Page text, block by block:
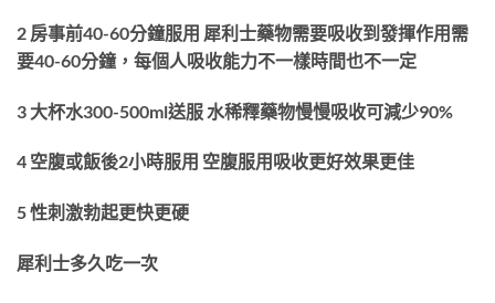
2 房事前40-60分鐘服用 犀利士藥物需要吸收到發揮作用需
要40-60分鐘，每個人吸收能力不一樣時間也不一定
3 大杯水300-500ml送服 水稀釋藥物慢慢吸收可減少90%
4 空腹或飯後2小時服用 空腹服用吸收更好效果更佳
5 性刺激勃起更快更硬
犀利士多久吃一次